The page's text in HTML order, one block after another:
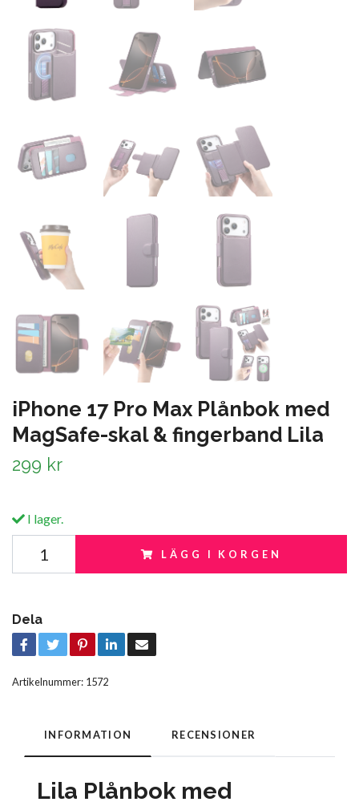
iPhone 17 Pro Max Plånbok med
MagSafe-skal & fingerband Lila
299 kr
I lager.
LÄGG I KORGEN
Dela
Artikelnummer: 1572
INFORMATION RECENSIONER
Lila Plånbok med